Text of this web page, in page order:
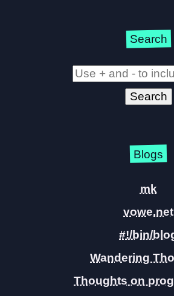
Search
Blogs
mk
vowe.net
#!/bin/
Wandering
Thoughts on